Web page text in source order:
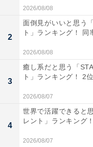
第1位：吉永小百合
2026/08/08
2
面倒見がいいと思う
ト」ランキング！ 同
2026/08/08
3
癒し系だと思う「
ト」ランキング！ 2
2026/08/07
4
世界で活躍できると
レント」ランキング
2026/08/07